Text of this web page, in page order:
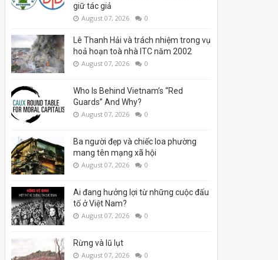
giữ tác giả
August 07, 2026 0
Lê Thanh Hải và trách nhiệm trong vụ
hoả hoạn toà nhà ITC năm 2002
August 07, 2026 0
Who Is Behind Vietnam’s “Red
Guards” And Why?
August 07, 2026 0
Ba người đẹp và chiếc loa phường
mang tên mạng xã hội
August 07, 2026 0
Ai đang hưởng lợi từ những cuộc đấu
tố ở Việt Nam?
August 07, 2026 0
Rừng và lũ lụt
August 07, 2026 0